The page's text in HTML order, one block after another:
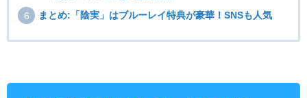
まとめ:「陰実」はブルーレイ特典が豪華！SNSも人気